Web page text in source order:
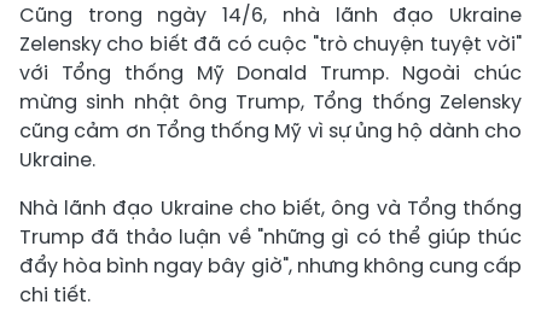
Cũng trong ngày 14/6, nhà lãnh đạo Ukraine
Zelensky cho biết đã có cuộc "trò chuyện tuyệt vời"
với Tổng thống Mỹ Donald Trump. Ngoài chúc
mừng sinh nhật ông Trump, Tổng thống Zelensky
cũng cảm ơn Tổng thống Mỹ vì sự ủng hộ dành cho
Ukraine.
Nhà lãnh đạo Ukraine cho biết, ông và Tổng thống
Trump đã thảo luận về "những gì có thể giúp thúc
đẩy hòa bình ngay bây giờ", nhưng không cung cấp
chi tiết.